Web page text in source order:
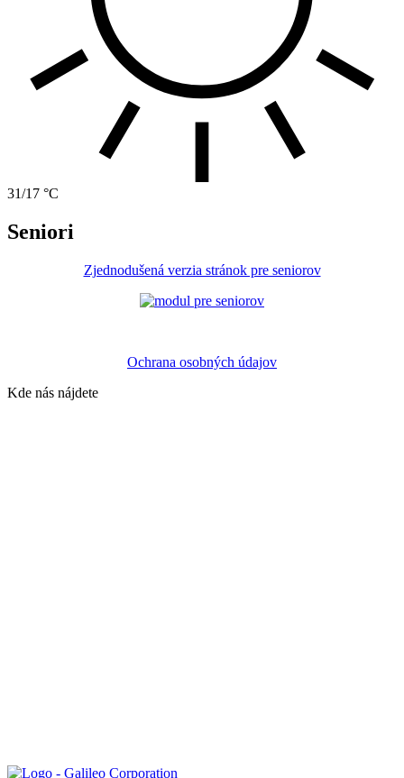
31/17 °C
Seniori
Zjednodušená verzia stránok pre seniorov
Ochrana osobných údajov
Kde nás nájdete